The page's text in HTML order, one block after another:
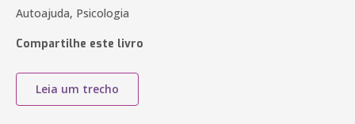
Autoajuda, Psicologia
Compartilhe este livro
Leia um trecho